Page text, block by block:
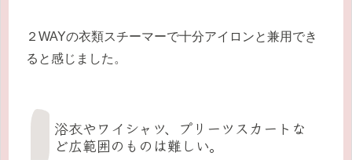
２WAYの衣類スチーマーで十分アイロンと兼用でき
ると感じました。
浴衣やワイシャツ、プリーツスカートな
ど広範囲のものは難しい。